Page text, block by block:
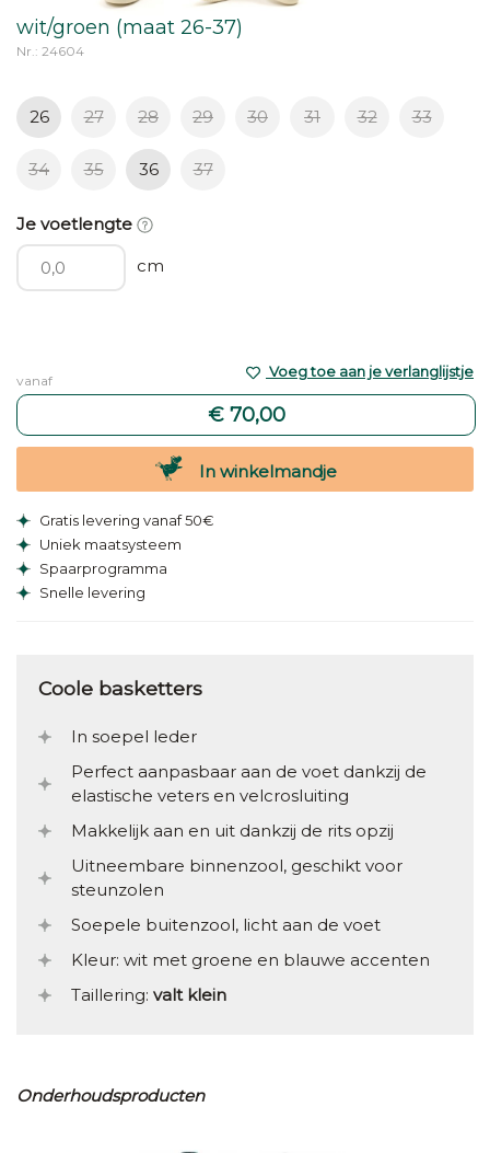
wit/groen (maat 26-37)
Nr.: 24604
26 27 28 29 30 31 32 33
34 35 36 37
Je voetlengte
cm
vanaf
€ 70,00
Voeg toe aan je verlanglijstje
In winkelmandje
Gratis levering vanaf 50€
Uniek maatsysteem
Spaarprogramma
Snelle levering
Coole basketters
In soepel leder
Perfect aanpasbaar aan de voet dankzij de
elastische veters en velcrosluiting
Makkelijk aan en uit dankzij de rits opzij
Uitneembare binnenzool, geschikt voor
steunzolen
Soepele buitenzool, licht aan de voet
Kleur: wit met groene en blauwe accenten
Taillering: valt klein
Onderhoudsproducten